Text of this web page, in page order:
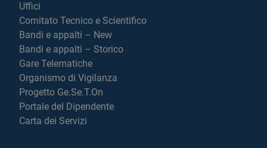
Uffici
Comitato Tecnico e Scientifico
Bandi e appalti – New
Bandi e appalti – Storico
Gare Telematiche
Organismo di Vigilanza
Progetto Ge.Se.T.On
Portale del Dipendente
Carta dei Servizi